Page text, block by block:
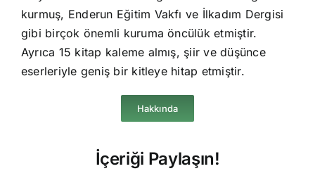
kurmuş, Enderun Eğitim Vakfı ve İlkadım Dergisi
gibi birçok önemli kuruma öncülük etmiştir.
Ayrıca 15 kitap kaleme almış, şiir ve düşünce
eserleriyle geniş bir kitleye hitap etmiştir.
Hakkında
İçeriği Paylaşın!